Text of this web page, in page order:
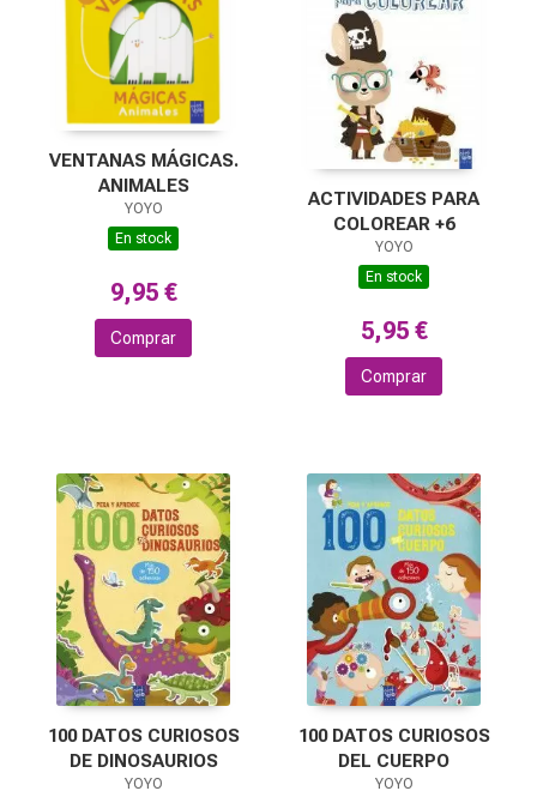
VENTANAS MÁGICAS.
ANIMALES
YOYO
En stock
9,95 €
Comprar
ACTIVIDADES PARA
COLOREAR +6
YOYO
En stock
5,95 €
Comprar
100 DATOS CURIOSOS
DE DINOSAURIOS
YOYO
100 DATOS CURIOSOS
DEL CUERPO
YOYO